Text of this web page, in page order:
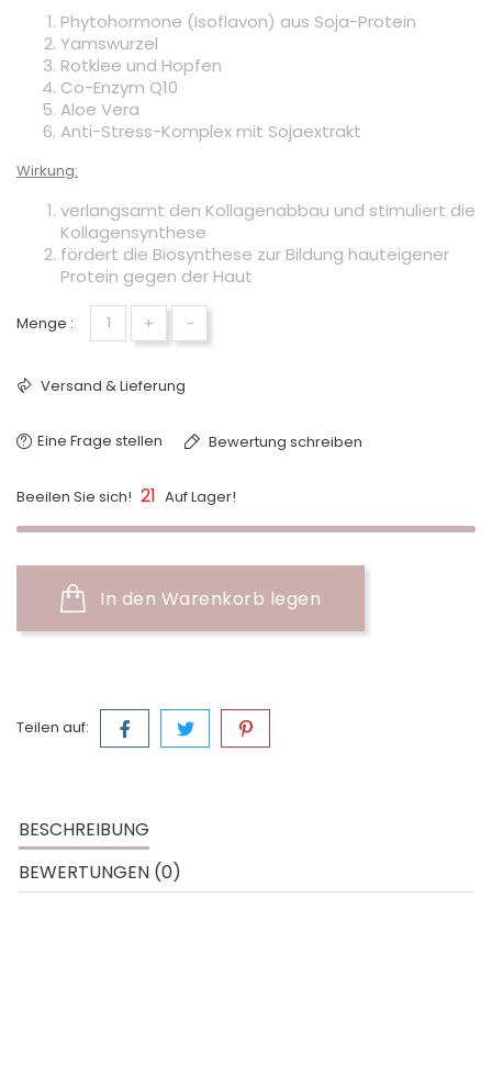
Phytohormone (Isoflavon) aus Soja-Protein
Yamswurzel
Rotklee und Hopfen
Co-Enzym Q10
Aloe Vera
Anti-Stress-Komplex mit Sojaextrakt
Wirkung:
verlangsamt den Kollagenabbau und stimuliert die
Kollagensynthese
fördert die Biosynthese zur Bildung hauteigener
Protein gegen der Haut
Menge : + -
Versand & Lieferung
Eine Frage stellen Bewertung schreiben
Beeilen Sie sich! 21 Auf Lager!
In den Warenkorb legen
Teilen auf:
BESCHREIBUNG
BEWERTUNGEN (0)